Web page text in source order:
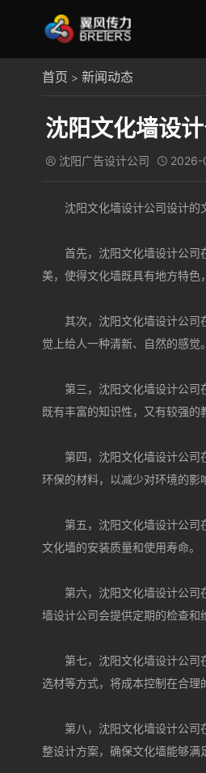
首页 > 新闻动态
沈阳文化墙设
 沈阳广告设计公司  2026-
沈阳文化墙设计公司设计的
首先，沈阳文化墙设计公司
美，使得文化墙既具有地方特色
其次，沈阳文化墙设计公司
觉上给人一种清新、自然的感觉
第三，沈阳文化墙设计公司
既有丰富的知识性，又有较强的
第四，沈阳文化墙设计公司
环保的材料，以减少对环境的影
第五，沈阳文化墙设计公
文化墙的安装质量和使用寿命。
第六，沈阳文化墙设计公
墙设计公司会提供定期的检查和
第七，沈阳文化墙设计公
选材等方式，将成本控制在合理
第八，沈阳文化墙设计公
整设计方案，确保文化墙能够满